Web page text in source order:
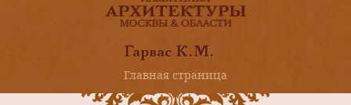
Гарвас К.М.
Главная страница